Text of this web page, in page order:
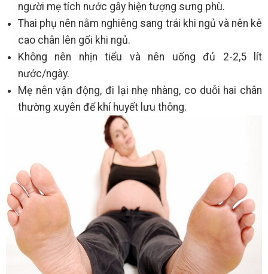
người mẹ tích nước gây hiện tượng sưng phù.
Thai phụ nên nằm nghiêng sang trái khi ngủ và nên kê
cao chân lên gối khi ngủ.
Không nên nhịn tiểu và nên uống đủ 2-2,5 lít
nước/ngày.
Mẹ nên vận động, đi lại nhẹ nhàng, co duỗi hai chân
thường xuyên để khí huyết lưu thông.